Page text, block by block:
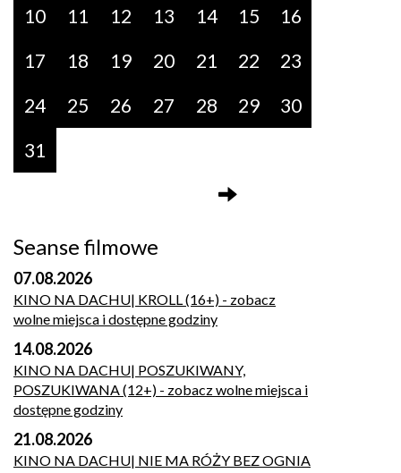
10
11 12 13 14 15
16
17
18 19 20 21 22
23
24
25 26 27 28 29
30
31
Seanse filmowe
07.08.2026
KINO NA DACHU| KROLL (16+) - zobacz
wolne miejsca i dostępne godziny
14.08.2026
KINO NA DACHU| POSZUKIWANY,
POSZUKIWANA (12+) - zobacz wolne miejsca i
dostępne godziny
21.08.2026
KINO NA DACHU| NIE MA RÓŻY BEZ OGNIA